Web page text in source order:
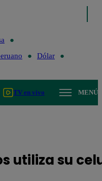
Dólar
TV en vivo MENÚ
utiliza su